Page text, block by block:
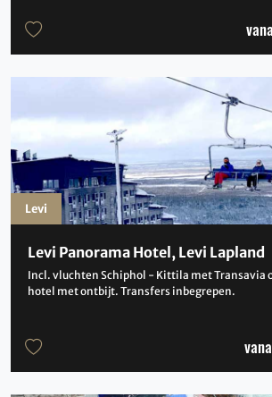
Levi Panorama Hotel, Levi Lapland
Incl. vluchten Schiphol - Kittila met Transavia
hotel met ontbijt. Transfers inbegrepen.
Levi